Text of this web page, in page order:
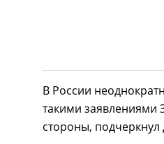
В России
такими заявлениями
стороны, подчеркнул